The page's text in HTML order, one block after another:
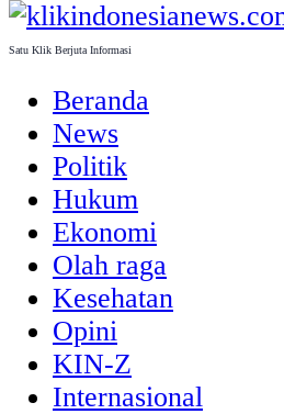
Satu Klik Berjuta Informasi
Beranda
News
Politik
Hukum
Ekonomi
Olah raga
Kesehatan
Opini
KIN-Z
Internasional